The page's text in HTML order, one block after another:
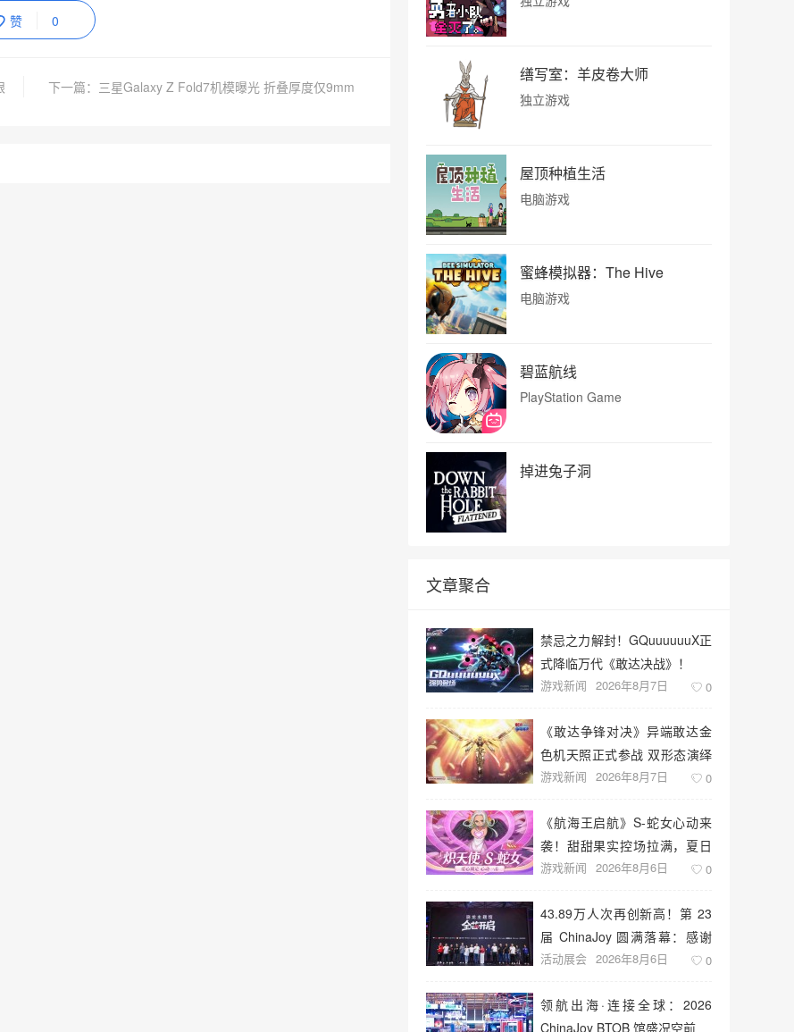
缮写室：羊皮卷大师
独立游戏
屋顶种植生活
电脑游戏
蜜蜂模拟器：The Hive
电脑游戏
碧蓝航线
PlayStation Game
掉进兔子洞
文章聚合
禁忌之力解封！GQuuuuuuX正
式降临万代《敢达决战》！
游戏新闻 2026年8月7日 0
《敢达争锋对决》异端敢达金
色机天照正式参战 双形态演绎
空中战技
游戏新闻 2026年8月7日 0
《航海王启航》S-蛇女心动来
袭！甜甜果实控场拉满，夏日
盛宴开启
游戏新闻 2026年8月6日 0
43.89万人次再创新高！第 23
届 ChinaJoy 圆满落幕：感谢
有你，共赴这场“与 AI 同游”的
活动展会 2026年8月6日 0
领航出海·连接全球：2026
ChinaJoy BTOB 馆盛况空前